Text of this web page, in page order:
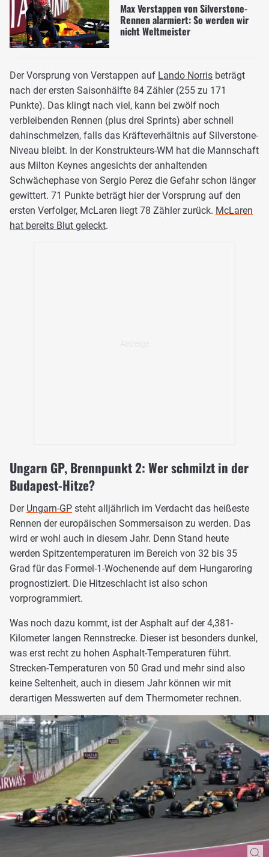
Max Verstappen von Silverstone-
Rennen alarmiert: So werden wir
nicht Weltmeister
Der Vorsprung von Verstappen auf Lando Norris beträgt
nach der ersten Saisonhälfte 84 Zähler (255 zu 171
Punkte). Das klingt nach viel, kann bei zwölf noch
verbleibenden Rennen (plus drei Sprints) aber schnell
dahinschmelzen, falls das Kräfteverhältnis auf Silverstone-
Niveau bleibt. In der Konstrukteurs-WM hat die Mannschaft
aus Milton Keynes angesichts der anhaltenden
Schwächephase von Sergio Perez die Gefahr schon länger
gewittert. 71 Punkte beträgt hier der Vorsprung auf den
ersten Verfolger, McLaren liegt 78 Zähler zurück. McLaren
hat bereits Blut geleckt.
Ungarn GP, Brennpunkt 2: Wer schmilzt in der
Budapest-Hitze?
Der Ungarn-GP steht alljährlich im Verdacht das heißeste
Rennen der europäischen Sommersaison zu werden. Das
wird er wohl auch in diesem Jahr. Denn Stand heute
werden Spitzentemperaturen im Bereich von 32 bis 35
Grad für das Formel-1-Wochenende auf dem Hungaroring
prognostiziert. Die Hitzeschlacht ist also schon
vorprogrammiert.
Was noch dazu kommt, ist der Asphalt auf der 4,381-
Kilometer langen Rennstrecke. Dieser ist besonders dunkel,
was erst recht zu hohen Asphalt-Temperaturen führt.
Strecken-Temperaturen von 50 Grad und mehr sind also
keine Seltenheit, auch in diesem Jahr können wir mit
derartigen Messwerten auf dem Thermometer rechnen.